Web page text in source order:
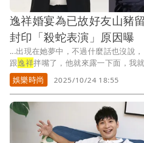
逸祥婚宴為已故好友山豬
封印「殺蛇表演」原因曝
...出現在她夢中，不過什麼話也沒說
跟逸祥拌嘴了，他就來露一下面，我
心...
娛樂時尚 2025/10/24 18:55